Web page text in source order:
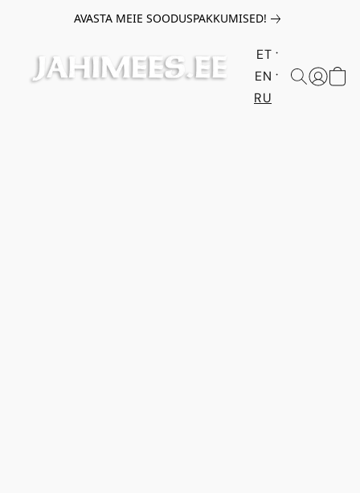
AVASTA MEIE SOODUSPAKKUMISED!
ET
EN
RU